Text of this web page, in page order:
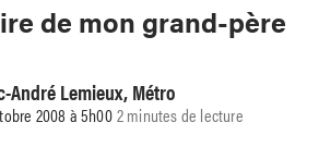
de mon grand-père
André Lemieux, Métro
2008 à 5h002 minutes de lecture